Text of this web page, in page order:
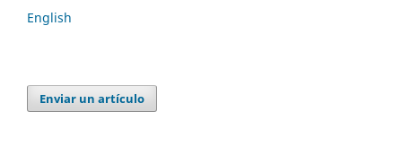
English
Enviar un artículo